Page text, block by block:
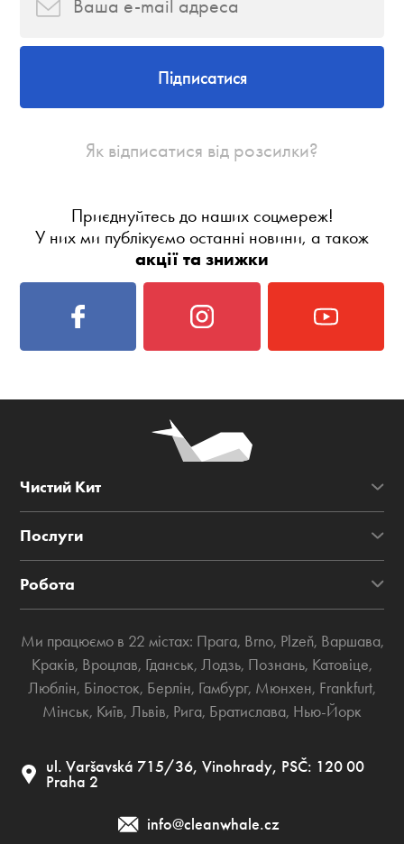
Підписатися
Як відписатися від розсилки?
Приєднуйтесь до наших соцмереж!
У них ми публікуємо останні новини, а також
акції та знижки
Чистий Кит
Послуги
Робота
Ми працюємо в 22 містах: Прага, Brno, Plzeň, Варшава,
Краків, Вроцлав, Гданськ, Лодзь, Познань, Катовіце,
Люблін, Білосток, Берлін, Гамбург, Мюнхен, Frankfurt,
Мінськ, Київ, Львів, Рига, Братислава, Нью-Йорк
ul. Varšavská 715/36, Vinohrady, PSČ: 120 00
Praha 2
info@cleanwhale.cz